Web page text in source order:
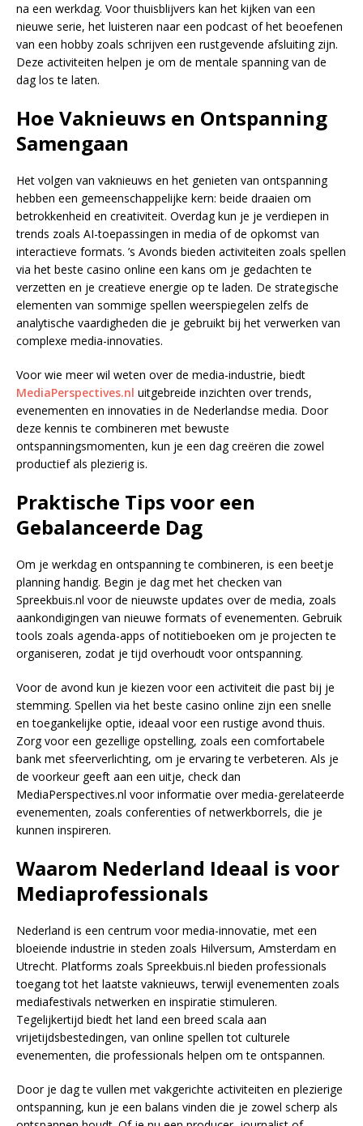
na een werkdag. Voor thuisblijvers kan het kijken van een
nieuwe serie, het luisteren naar een podcast of het beoefenen
van een hobby zoals schrijven een rustgevende afsluiting zijn.
Deze activiteiten helpen je om de mentale spanning van de
dag los te laten.
Hoe Vaknieuws en Ontspanning
Samengaan
Het volgen van vaknieuws en het genieten van ontspanning
hebben een gemeenschappelijke kern: beide draaien om
betrokkenheid en creativiteit. Overdag kun je je verdiepen in
trends zoals AI-toepassingen in media of de opkomst van
interactieve formats. ’s Avonds bieden activiteiten zoals spellen
via het beste casino online een kans om je gedachten te
verzetten en je creatieve energie op te laden. De strategische
elementen van sommige spellen weerspiegelen zelfs de
analytische vaardigheden die je gebruikt bij het verwerken van
complexe media-innovaties.
Voor wie meer wil weten over de media-industrie, biedt
MediaPerspectives.nl uitgebreide inzichten over trends,
evenementen en innovaties in de Nederlandse media. Door
deze kennis te combineren met bewuste
ontspanningsmomenten, kun je een dag creëren die zowel
productief als plezierig is.
Praktische Tips voor een
Gebalanceerde Dag
Om je werkdag en ontspanning te combineren, is een beetje
planning handig. Begin je dag met het checken van
Spreekbuis.nl voor de nieuwste updates over de media, zoals
aankondigingen van nieuwe formats of evenementen. Gebruik
tools zoals agenda-apps of notitieboeken om je projecten te
organiseren, zodat je tijd overhoudt voor ontspanning.
Voor de avond kun je kiezen voor een activiteit die past bij je
stemming. Spellen via het beste casino online zijn een snelle
en toegankelijke optie, ideaal voor een rustige avond thuis.
Zorg voor een gezellige opstelling, zoals een comfortabele
bank met sfeerverlichting, om je ervaring te verbeteren. Als je
de voorkeur geeft aan een uitje, check dan
MediaPerspectives.nl voor informatie over media-gerelateerde
evenementen, zoals conferenties of netwerkborrels, die je
kunnen inspireren.
Waarom Nederland Ideaal is voor
Mediaprofessionals
Nederland is een centrum voor media-innovatie, met een
bloeiende industrie in steden zoals Hilversum, Amsterdam en
Utrecht. Platforms zoals Spreekbuis.nl bieden professionals
toegang tot het laatste vaknieuws, terwijl evenementen zoals
mediafestivals netwerken en inspiratie stimuleren.
Tegelijkertijd biedt het land een breed scala aan
vrijetijdsbestedingen, van online spellen tot culturele
evenementen, die professionals helpen om te ontspannen.
Door je dag te vullen met vakgerichte activiteiten en plezierige
ontspanning, kun je een balans vinden die je zowel scherp als